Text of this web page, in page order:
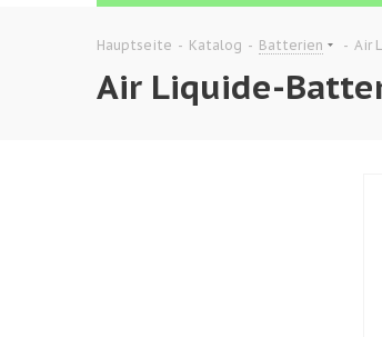
Hauptseite - Katalog - Batterien - Air
Air Liquide-